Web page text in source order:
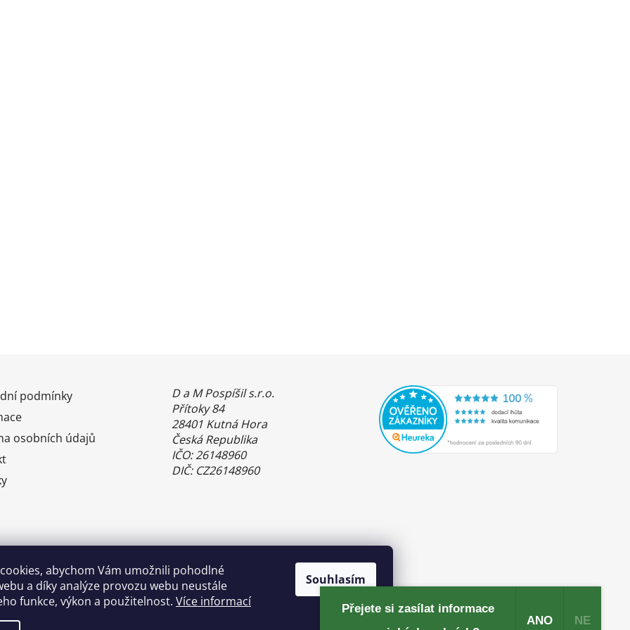
abychom Vám umožnili pohodlné
a díky analýze provozu webu neustále
funkce, výkon a použitelnost. Více informací
Souhlasím
podmínky
osobních údajů
D a M Pospíšil s.r.o.
Přítoky 84
28401 Kutná Hora
Česká Republika
IČO: 26148960
DIČ: CZ26148960
Benefity Pluxee - Sodexo
Přejete si zasílat informace
ANO NE